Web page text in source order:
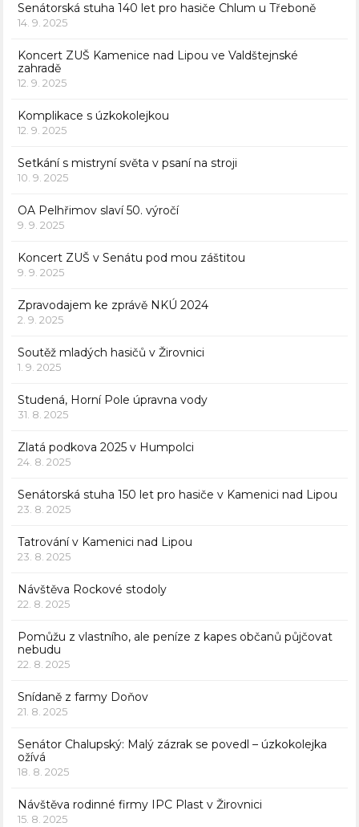
Senátorská stuha 140 let pro hasiče Chlum u Třeboně
14. 9. 2025
Koncert ZUŠ Kamenice nad Lipou ve Valdštejnské
zahradě
12. 9. 2025
Komplikace s úzkokolejkou
12. 9. 2025
Setkání s mistryní světa v psaní na stroji
10. 9. 2025
OA Pelhřimov slaví 50. výročí
9. 9. 2025
Koncert ZUŠ v Senátu pod mou záštitou
9. 9. 2025
Zpravodajem ke zprávě NKÚ 2024
2. 9. 2025
Soutěž mladých hasičů v Žirovnici
1. 9. 2025
Studená, Horní Pole úpravna vody
31. 8. 2025
Zlatá podkova 2025 v Humpolci
24. 8. 2025
Senátorská stuha 150 let pro hasiče v Kamenici nad Lipou
23. 8. 2025
Tatrování v Kamenici nad Lipou
23. 8. 2025
Návštěva Rockové stodoly
22. 8. 2025
Pomůžu z vlastního, ale peníze z kapes občanů půjčovat
nebudu
22. 8. 2025
Snídaně z farmy Doňov
21. 8. 2025
Senátor Chalupský: Malý zázrak se povedl – úzkokolejka
ožívá
18. 8. 2025
Návštěva rodinné firmy IPC Plast v Žirovnici
15. 8. 2025